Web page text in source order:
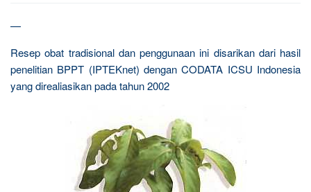
—
Resep obat tradisional dan penggunaan ini disarikan dari hasil
penelitian BPPT (IPTEKnet) dengan CODATA ICSU Indonesia
yang direaliasikan pada tahun 2002